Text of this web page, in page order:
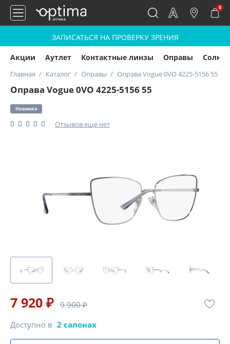
0
ЗАПИСАТЬСЯ НА ПРОВЕРКУ ЗРЕНИЯ
Акции Аутлет Контактные линзы Оправы
Главная Каталог Оправы Оправа Vogue 0VO 4225-5156 55
Оправа Vogue 0VO 4225-5156 55
Новинка
Отзывов еще нет
7 920 ₽ 9 900 ₽
Доступно в 2 салонах